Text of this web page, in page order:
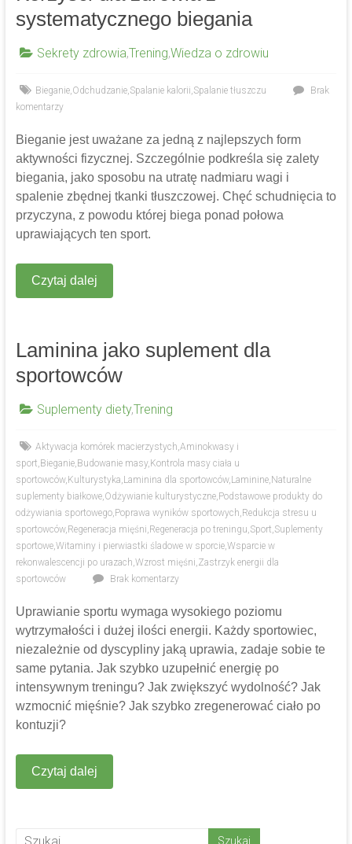
systematycznego biegania
Sekrety zdrowia,Trening,Wiedza o zdrowiu
Bieganie,Odchudzanie,Spalanie kalorii,Spalanie tłuszczu
Brak
komentarzy
Bieganie jest uważane za jedną z najlepszych form
aktywności fizycznej. Szczególnie podkreśla się zalety
biegania, jako sposobu na utratę nadmiaru wagi i
spalenie zbędnej tkanki tłuszczowej. Chęć schudnięcia to
przyczyna, z powodu której biega ponad połowa
uprawiających ten sport.
Czytaj dalej
Laminina jako suplement dla
sportowców
Suplementy diety,Trening
Aktywacja komórek macierzystych,Aminokwasy i
sport, Bieganie, Budowanie masy, Kontrola masy ciała u
sportowców, Kulturystyka, Laminina dla sportowców, Laminine, Naturalne
suplementy białkowe,Odżywianie kulturystyczne, Podstawowe produkty do
odżywiania sportowego, Poprawa wyników sportowych, Redukcja stresu u
sportowców, Regeneracja mięśni, Regeneracja po treningu,Sport,Suplementy
sportowe,Witaminy i pierwiastki śladowe w sporcie,Wsparcie w
rekonwalescencji po urazach,Wzrost mięśni,Zastrzyk energii dla
sportowców
Brak komentarzy
Uprawianie sportu wymaga wysokiego poziomu
wytrzymałości i dużej ilości energii. Każdy sportowiec,
niezależnie od dyscypliny jaką uprawia, zadaje sobie te
same pytania. Jak szybko uzupełnić energię po
intensywnym treningu? Jak zwiększyć wydolność? Jak
wzmocnić mięśnie? Jak szybko zregenerować ciało po
kontuzji?
Czytaj dalej